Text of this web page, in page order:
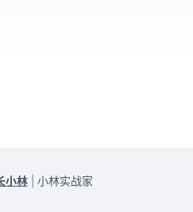
小林 小林实战家